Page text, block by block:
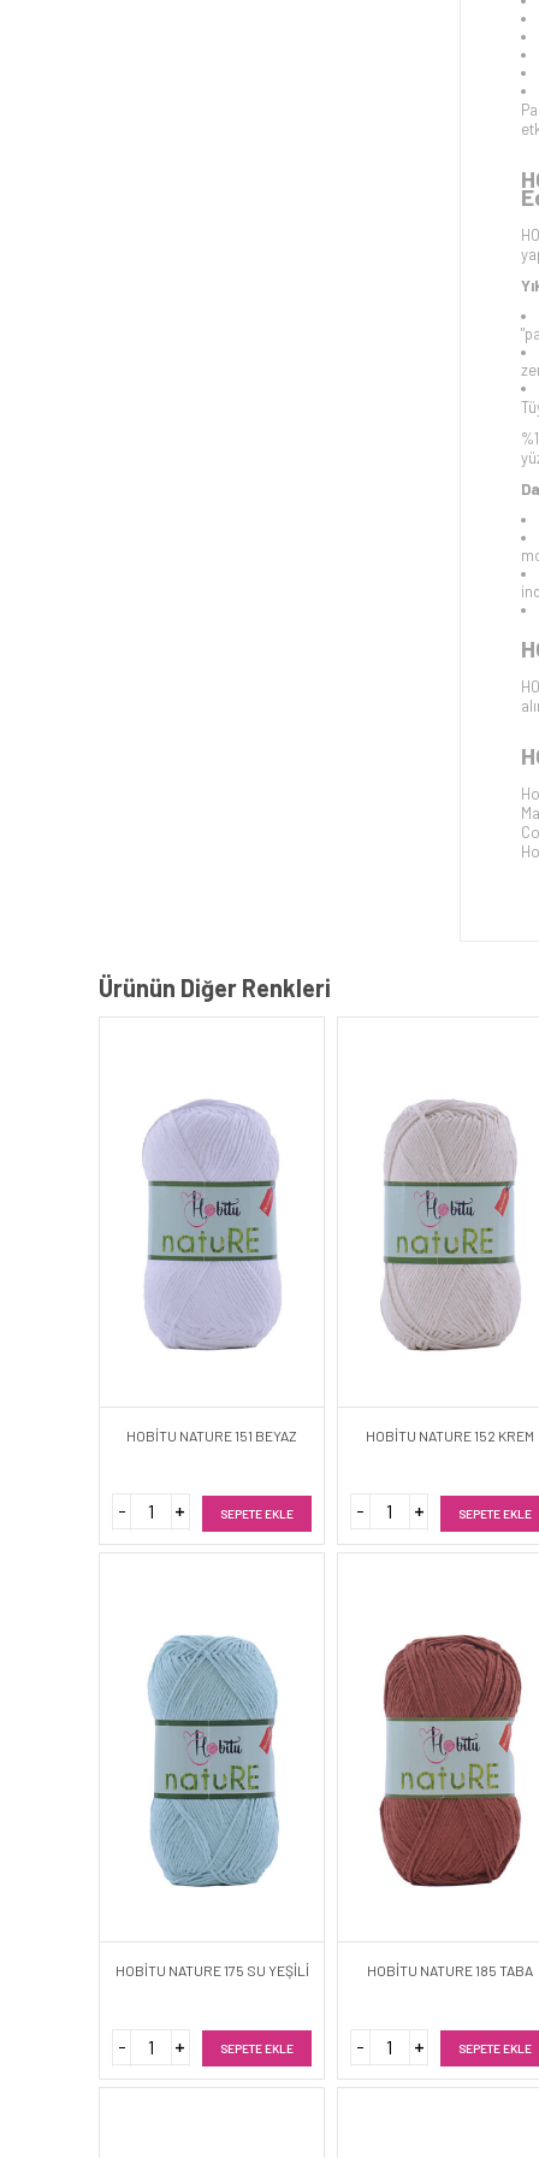
Ürünün Diğer Renkleri
HOBİTU NATURE 151 BEYAZ
SEPETE EKLE
HOBİTU NATURE 152 KREM
SEPETE EKLE
HOBİTU NATURE 175 SU YEŞİLİ
SEPETE EKLE
HOBİTU NATURE 185 TABA
SEPETE EKLE